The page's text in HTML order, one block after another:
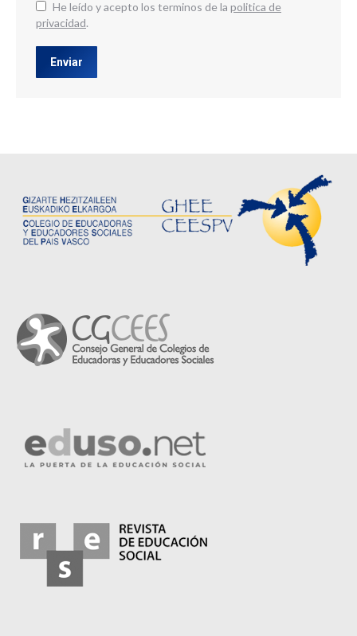
He leído y acepto los terminos de la politica de
privacidad.
Enviar